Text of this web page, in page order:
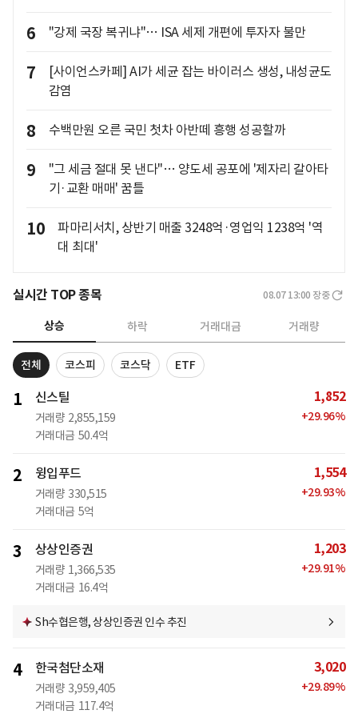
6 "강제 국장 복귀냐"… ISA 세제 개편에 투자자 불만
7
[사이언스카페] AI가 세균 잡는 바이러스 생성, 내성균도
감염
8 수백만원 오른 국민 첫차 아반떼 흥행 성공할까
9
"그 세금 절대 못 낸다"… 양도세 공포에 '제자리 갈아타
기·교환 매매' 꿈틀
10
파마리서치, 상반기 매출 3248억·영업익 1238억 '역
대 최대'
실시간 TOP 종목 08.07 13:00 장중
상승 하락 거래대금 거래량
전체 코스피 코스닥 ETF
1 신스틸
거래량 2,855,159
거래대금 50.4억
1,852
+29.96%
2 윙입푸드
거래량 330,515
거래대금 5억
1,554
+29.93%
3 상상인증권
거래량 1,366,535
거래대금 16.4억
1,203
+29.91%
Sh수협은행, 상상인증권 인수 추진
4 한국첨단소재
거래량 3,959,405
거래대금 117.4억
3,020
+29.89%